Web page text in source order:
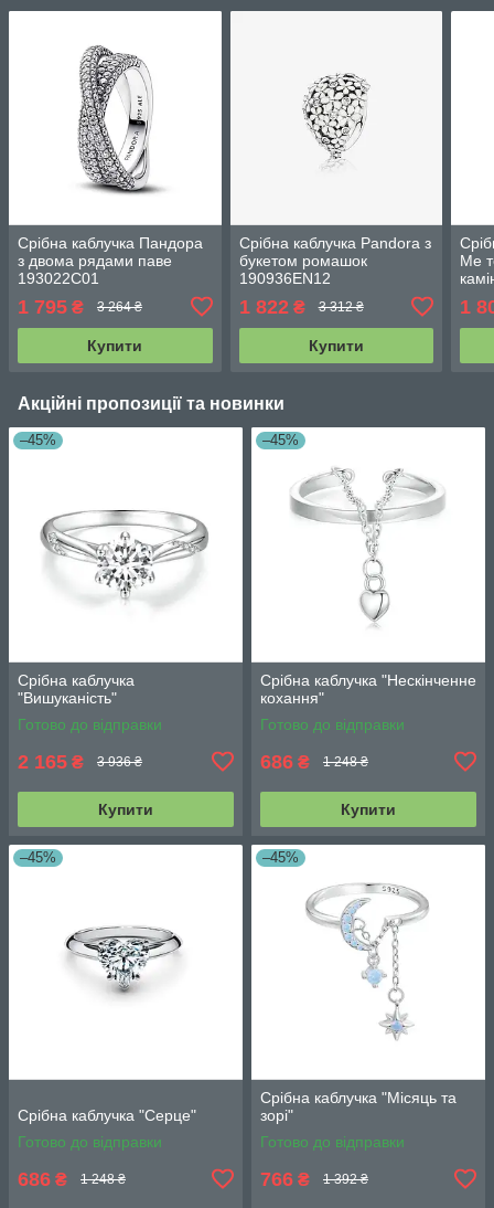
Срібна каблучка Пандора
з двома рядами паве
193022C01
1 795 ₴ 3 264 ₴
Купити
Срібна каблучка Pandora з
букетом ромашок
190936EN12
1 822₴ 3 312 ₴
Купити
Ме
1
Акційні пропозиції та новинки
–45%
Срібна каблучка
"Вишуканість"
Готово до відправки
2 165 ₴ 3 936 ₴
Купити
–45%
Срібна каблучка "Нескінченне
кохання"
Готово до відправки
686 ₴ 1 248 ₴
Купити
–45%
Срібна каблучка "Серце"
Готово до відправки
686 ₴ 1 248 ₴
–45%
Срібна каблучка "Місяць та
зорі"
Готово до відправки
766 ₴ 1 392 ₴